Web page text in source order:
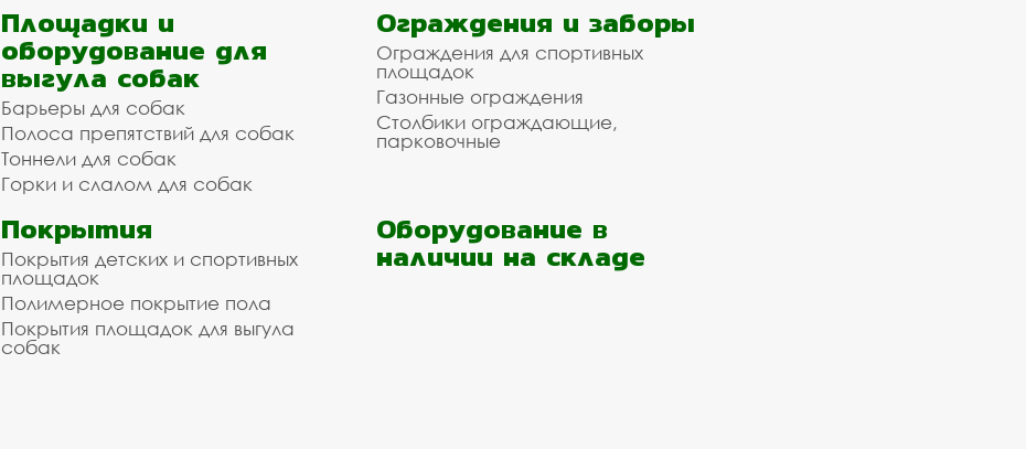
Площадки и
оборудование для
выгула собак
Барьеры для собак
Полоса препятствий для собак
Тоннели для собак
Горки и слалом для собак
Ограждения и заборы
Ограждения для спортивных
площадок
Газонные ограждения
Столбики ограждающие,
парковочные
Покрытия
Покрытия детских и спортивных
площадок
Полимерное покрытие пола
Покрытия площадок для выгула
собак
Оборудование в
наличии на складе